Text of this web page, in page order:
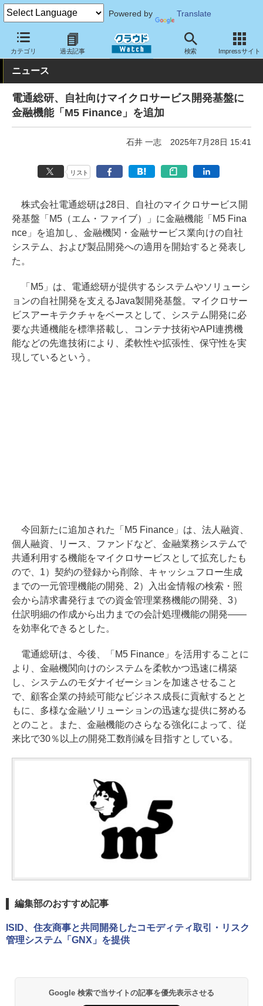
Powered by Translate
カテゴリ 過去記事 検索 Impressサイト
クラウド Watch サービス・ソフト ソフトウェア 開発関連
ニュース
電通総研、自社向けマイクロサービス開発基盤に
金融機能「M5 Finance」を追加
石井 一志 2025年7月28日 15:41
リスト
株式会社電通総研は28日、自社のマイクロサービス開
発基盤「M5（エム・ファイブ）」に金融機能「M5 Fina
nce」を追加し、金融機関・金融サービス業向けの自社
システム、および製品開発への適用を開始すると発表し
た。
「M5」は、電通総研が提供するシステムやソリューシ
ョンの自社開発を支えるJava製開発基盤。マイクロサー
ビスアーキテクチャをベースとして、システム開発に必
要な共通機能を標準搭載し、コンテナ技術やAPI連携機
能などの先進技術により、柔軟性や拡張性、保守性を実
現しているという。
今回新たに追加された「M5 Finance」は、法人融資、
個人融資、リース、ファンドなど、金融業務システムで
共通利用する機能をマイクロサービスとして拡充したも
ので、1）契約の登録から削除、キャッシュフロー生成
までの一元管理機能の開発、2）入出金情報の検索・照
会から請求書発行までの資金管理業務機能の開発、3）
仕訳明細の作成から出力までの会計処理機能の開発――
を効率化できるとした。
電通総研は、今後、「M5 Finance」を活用することに
より、金融機関向けのシステムを柔軟かつ迅速に構築
し、システムのモダナイゼーションを加速させること
で、顧客企業の持続可能なビジネス成長に貢献するとと
もに、多様な金融ソリューションの迅速な提供に努める
とのこと。また、金融機能のさらなる強化によって、従
来比で30％以上の開発工数削減を目指すとしている。
編集部のおすすめ記事
ISID、住友商事と共同開発したコモディティ取引・リスク
管理システム「GNX」を提供
Google 検索で当サイトの記事を優先表示させる